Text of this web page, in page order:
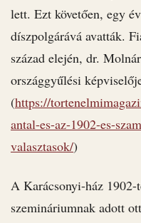
lett. Ezt követően, egy
díszpolgárává avatták.
század elején, dr.
országgyűlési
(https://
antal-es-az-1902-es-
valasztasok/)
A Karácsonyi-ház
szemináriumnak adott